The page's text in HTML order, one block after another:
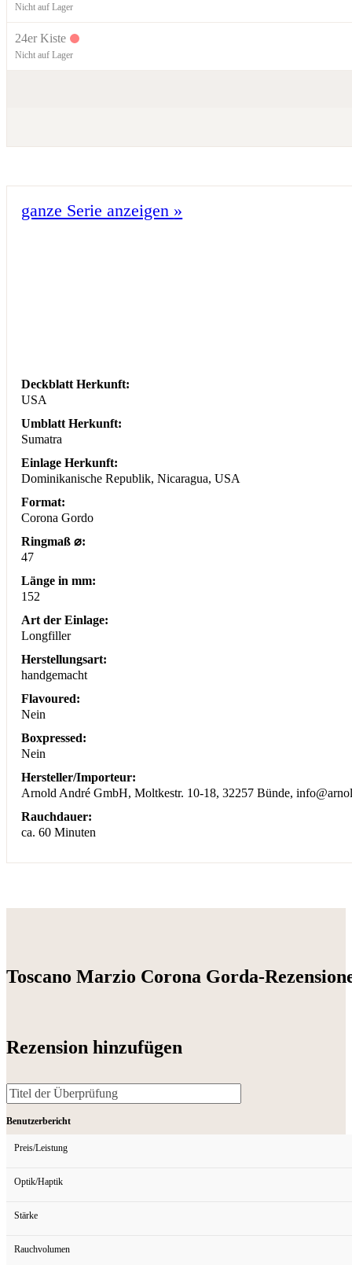
Nicht auf Lager
24er Kiste
Nicht auf Lager
ganze Serie anzeigen »
Deckblatt Herkunft:
USA
Umblatt Herkunft:
Sumatra
Einlage Herkunft:
Dominikanische Republik, Nicaragua, USA
Format:
Corona Gordo
Ringmaß ⌀:
47
Länge in mm:
152
Art der Einlage:
Longfiller
Herstellungsart:
handgemacht
Flavoured:
Nein
Boxpressed:
Nein
Hersteller/Importeur:
Arnold André GmbH, Moltkestr. 10-18, 32257 Bünde,
Rauchdauer:
ca. 60 Minuten
Toscano Marzio Corona Gorda-
Rezension hinzufügen
Benutzerbericht
Preis/Leistung
Optik/Haptik
Stärke
Rauchvolumen